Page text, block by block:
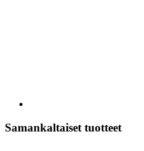
Samankaltaiset tuotteet